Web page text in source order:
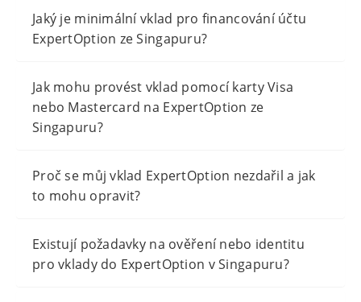
Jaký je minimální vklad pro financování účtu
ExpertOption ze Singapuru?
Jak mohu provést vklad pomocí karty Visa
nebo Mastercard na ExpertOption ze
Singapuru?
Proč se můj vklad ExpertOption nezdařil a jak
to mohu opravit?
Existují požadavky na ověření nebo identitu
pro vklady do ExpertOption v Singapuru?